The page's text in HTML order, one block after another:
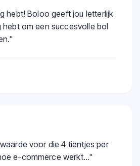
hebt! Boloo geeft jou letterlijk
hebt om een succesvolle bol
"
waarde voor die 4 tientjes per
e-commerce werkt..."